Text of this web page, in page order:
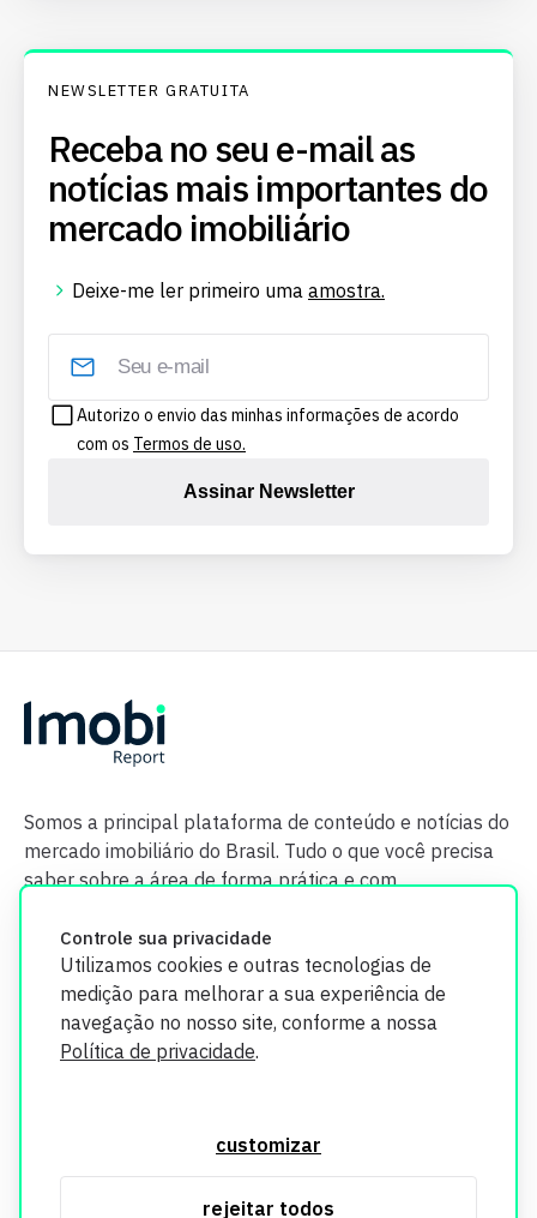
Controle sua privacidade
Utilizamos cookies e outras tecnologias de
medição para melhorar a sua experiência de
navegação no nosso site, conforme a nossa
Política de privacidade.
customizar
rejeitar todos
NEWSLETTER GRATUITA
Receba no seu e-mail as
notícias mais importantes do
mercado imobiliário
Deixe-me ler primeiro uma amostra.
Autorizo o envio das minhas informações de acordo
com os Termos de uso.
Assinar Newsletter
Somos a principal plataforma de conteúdo e notícias do
mercado imobiliário do Brasil. Tudo o que você precisa
saber sobre a área de forma prática e com
segurança. Todos os dados coletados em nosso site são
utilizados exclusivamente para fins de aprimoramento de
informações, consulte nossa Política de Privacidade.